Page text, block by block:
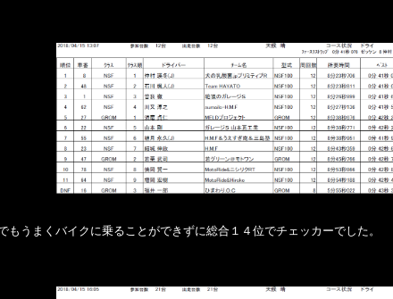
もうまくバイクに乗ることができずに総合１４位でチェッカーでした。